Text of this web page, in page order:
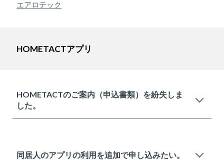
エアロテック
HOMETACTアプリ
HOMETACTのご案内（申込書類）を紛失しま
した。
同居人のアプリの利用を追加で申し込みたい。